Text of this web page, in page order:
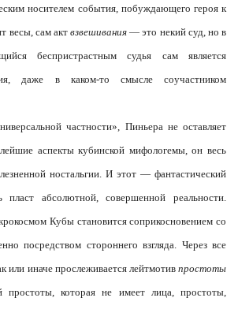
носителем события, побуждающего героя к
весы, сам акт взвешивания — это некий суд, но в
беспристрастным судья сам является
даже в каком-то смысле соучастником
частности», Пиньера не оставляет
аспекты кубинской мифологемы, он весь
ностальгии. И этот — фантастический
абсолютной, совершенной реальности.
Кубы становится соприкосновением со
посредством стороннего взгляда. Через все
или иначе прослеживается лейтмотив простоты
простоты, которая не имеет лица, простоты,